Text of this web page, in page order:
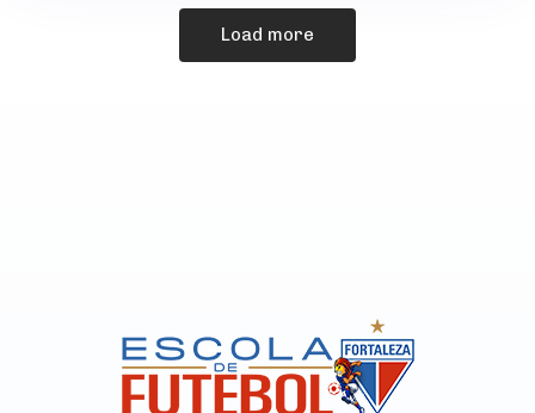
Load more